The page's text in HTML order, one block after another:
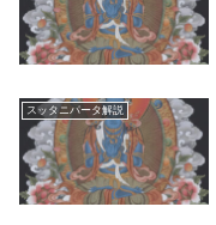
スッタニパータ解説